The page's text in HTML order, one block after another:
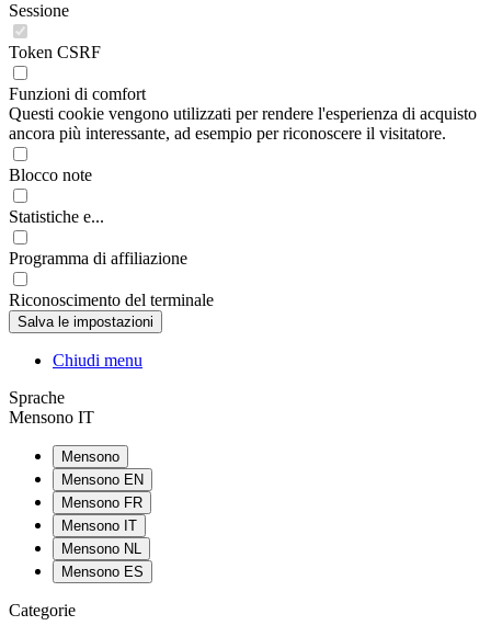
Sessione
Token CSRF
Funzioni di comfort
Questi cookie vengono utilizzati per rendere l'esperienza di acquisto
ancora più interessante, ad esempio per riconoscere il visitatore.
Blocco note
Statistiche e...
Programma di affiliazione
Riconoscimento del terminale
Chiudi menu
Sprache
Mensono IT
Mensono
Mensono EN
Mensono FR
Mensono IT
Mensono NL
Mensono ES
Categorie